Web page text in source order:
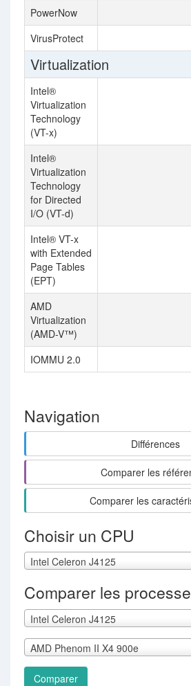
PowerNow
VirusProtect
Virtualization
Intel®
Virtualization
Technology
(VT-x)
Intel®
Virtualization
Technology
for Directed
I/O (VT-d)
Intel® VT-x
with Extended
Page Tables
(EPT)
AMD
Virtualization
(AMD-V™)
IOMMU 2.0
Navigation
Différences
Comparer les
Comparer les
Choisir un CPU
Intel Celeron J4125
Comparer les
Intel Celeron J4125
AMD Phenom II X4 900e
Comparer